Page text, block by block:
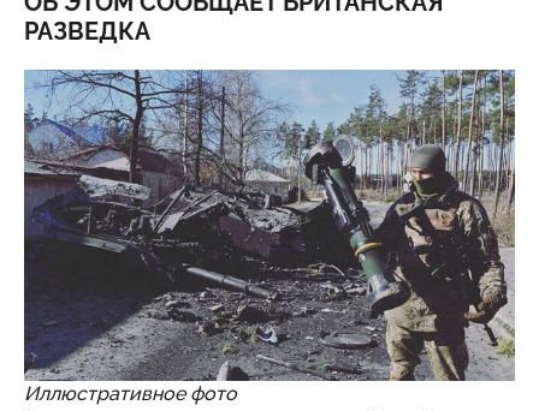
РАЗВЕДКА
Иллюстративное фото